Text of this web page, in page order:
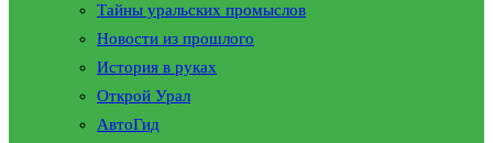
Тайны уральских промыслов
Новости из прошлого
История в руках
Открой Урал
АвтоГид